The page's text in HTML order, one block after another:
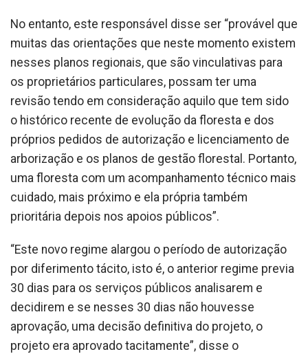
No entanto, este responsável disse ser “provável que
muitas das orientações que neste momento existem
nesses planos regionais, que são vinculativas para
os proprietários particulares, possam ter uma
revisão tendo em consideração aquilo que tem sido
o histórico recente de evolução da floresta e dos
próprios pedidos de autorização e licenciamento de
arborização e os planos de gestão florestal. Portanto,
uma floresta com um acompanhamento técnico mais
cuidado, mais próximo e ela própria também
prioritária depois nos apoios públicos”.
“Este novo regime alargou o período de autorização
por diferimento tácito, isto é, o anterior regime previa
30 dias para os serviços públicos analisarem e
decidirem e se nesses 30 dias não houvesse
aprovação, uma decisão definitiva do projeto, o
projeto era aprovado tacitamente”, disse o